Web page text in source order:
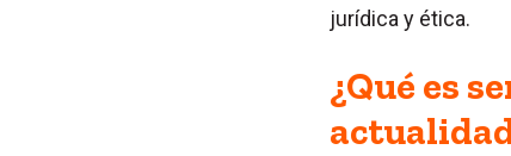
jurídica y ética.
¿Qué es